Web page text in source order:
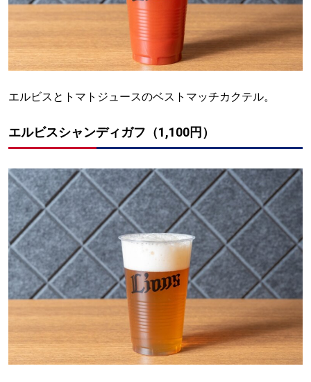
エルビスとトマトジュースのベストマッチカクテル。
エルビスシャンディガフ（1,100円）